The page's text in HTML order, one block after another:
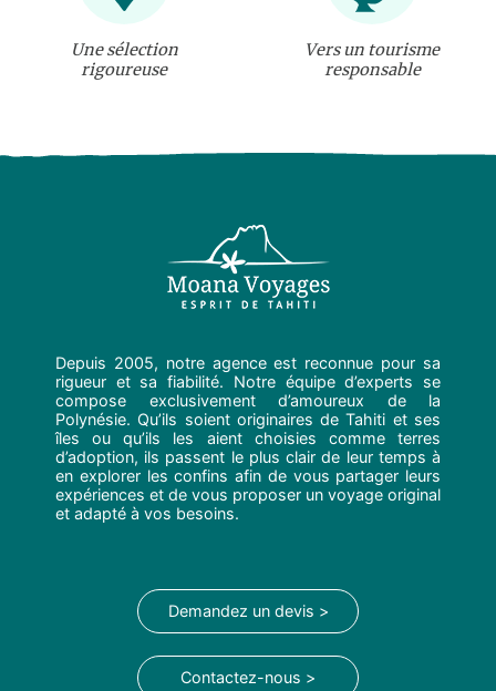
Une sélection
rigoureuse
Vers un tourisme
responsable
Depuis 2005, notre agence est reconnue pour sa
rigueur et sa fiabilité. Notre équipe d’experts se
compose exclusivement d’amoureux de la
Polynésie. Qu’ils soient originaires de Tahiti et ses
îles ou qu’ils les aient choisies comme terres
d’adoption, ils passent le plus clair de leur temps à
en explorer les confins afin de vous partager leurs
expériences et de vous proposer un voyage original
et adapté à vos besoins.
Demandez un devis >
Contactez-nous >